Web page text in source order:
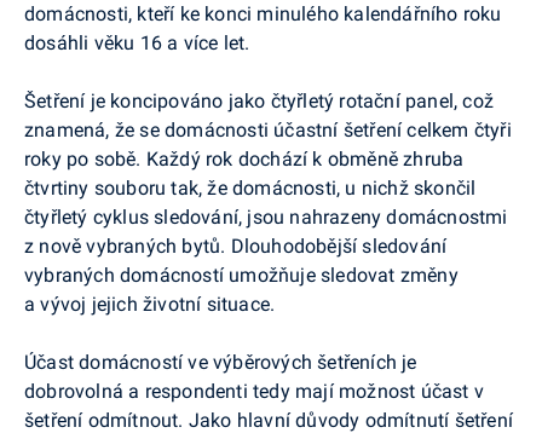
domácnosti, kteří ke konci minulého kalendářního roku
dosáhli věku 16 a více let.
Šetření je koncipováno jako čtyřletý rotační panel, což
znamená, že se domácnosti účastní šetření celkem čtyři
roky po sobě. Každý rok dochází k obměně zhruba
čtvrtiny souboru tak, že domácnosti, u nichž skončil
čtyřletý cyklus sledování, jsou nahrazeny domácnostmi
z nově vybraných bytů. Dlouhodobější sledování
vybraných domácností umožňuje sledovat změny
a vývoj jejich životní situace.
Účast domácností ve výběrových šetřeních je
dobrovolná a respondenti tedy mají možnost účast v
šetření odmítnout. Jako hlavní důvody odmítnutí šetření